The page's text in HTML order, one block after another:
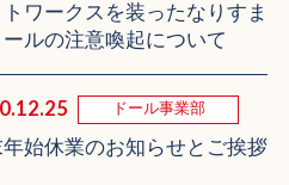
ワークスを装ったなりすま
ールの注意喚起について
ドール事業部
始休業のお知らせとご挨拶